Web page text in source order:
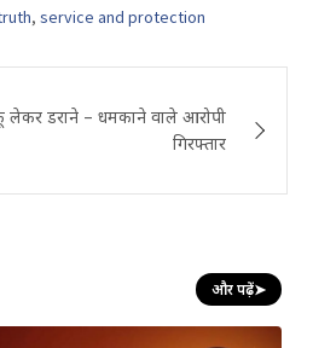
, service and protection
लेकर डराने – धमकाने वाले आरोपी
गिरफ्तार
और पढ़ें➤